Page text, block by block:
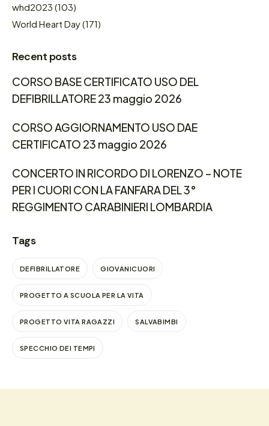
whd2023 (103)
World Heart Day(171)
Recent posts
CORSO BASE CERTIFICATO USO DEL
DEFIBRILLATORE 23 maggio 2026
CORSO AGGIORNAMENTO USO DAE
CERTIFICATO 23 maggio 2026
CONCERTO IN RICORDO DI LORENZO – NOTE
PER I CUORI CON LA FANFARA DEL 3°
REGGIMENTO CARABINIERI LOMBARDIA
Tags
DEFIBRILLATORE GIOVANICUORI
PROGETTO A SCUOLA PER LA VITA
PROGETTO VITA RAGAZZI SALVABIMBI
SPECCHIO DEI TEMPI